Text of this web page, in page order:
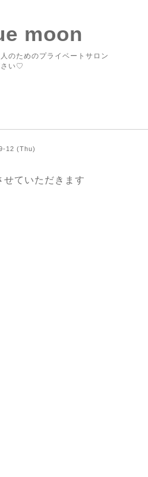
moon
のためのプライベートサロン
さい♡
12 (Thu)
ていただきます